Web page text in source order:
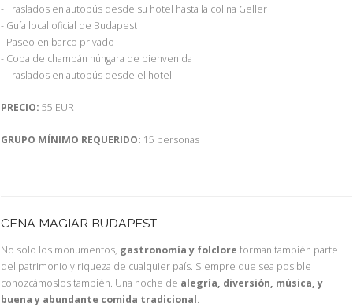
- Traslados en autobús desde su hotel hasta la colina Geller
- Guía local oficial de Budapest
- Paseo en barco privado
- Copa de champán húngara de bienvenida
- Traslados en autobús desde el hotel
PRECIO: 55 EUR
GRUPO MÍNIMO REQUERIDO: 15 personas
CENA MAGIAR BUDAPEST
No solo los monumentos, gastronomía y folclore forman también parte
del patrimonio y riqueza de cualquier país. Siempre que sea posible
conozcámoslos también. Una noche de alegría, diversión, música, y
buena y abundante comida tradicional.